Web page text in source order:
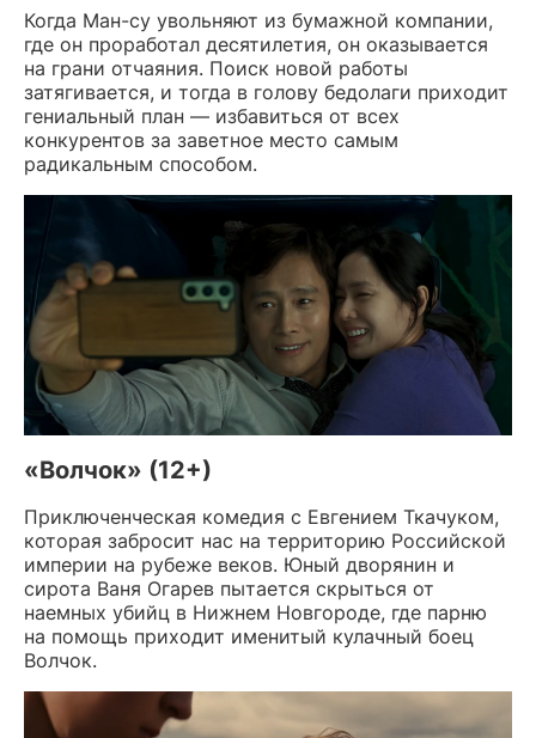
Когда Ман-су увольняют из бумажной компании,
где он проработал десятилетия, он оказывается
на грани отчаяния. Поиск новой работы
затягивается, и тогда в голову бедолаги приходит
гениальный план — избавиться от всех
конкурентов за заветное место самым
радикальным способом.
«Волчок» (12+)
Приключенческая комедия с Евгением Ткачуком,
которая забросит нас на территорию Российской
империи на рубеже веков. Юный дворянин и
сирота Ваня Огарев пытается скрыться от
наемных убийц в Нижнем Новгороде, где парню
на помощь приходит именитый кулачный боец
Волчок.